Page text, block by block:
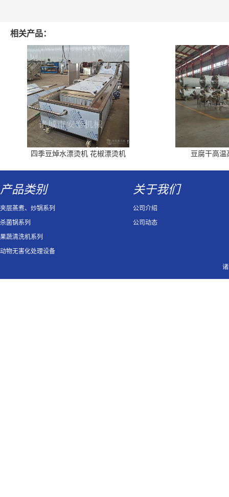
相关产品：
四季豆焯水漂烫机 花椒漂烫机 豆腐干高温
产品类别
夹层蒸煮、炒锅系列
杀菌锅系列
果蔬清洗机系列
动物无害化处理设备
关于我们
公司介绍
公司动态